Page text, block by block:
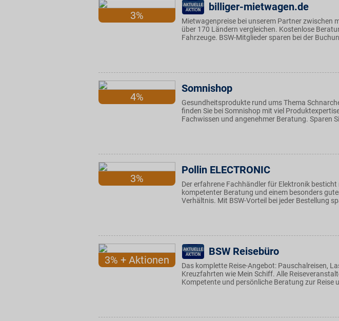
3%
billiger-mietwagen.de
Mietwagenpreise bei unserem Partner zwischen
über 170 Ländern vergleichen. Kostenlose
Fahrzeuge. BSW-Mitglieder sparen bei der
4%
Somnishop
Gesundheitsprodukte rund ums Thema
finden Sie bei Somnishop mit viel
Fachwissen und angenehmer Beratung. Sparen
3%
Pollin ELECTRONIC
Der erfahrene Fachhändler für Elektronik
kompetenter Beratung und einem besonders
Verhältnis. Mit BSW-Vorteil bei jeder Bestellung
3% + Aktionen
BSW Reisebüro
Das komplette Reise-Angebot: Pauschalreisen,
Kreuzfahrten wie Mein Schiff. Alle
Kompetente und persönliche Beratung zur Reise